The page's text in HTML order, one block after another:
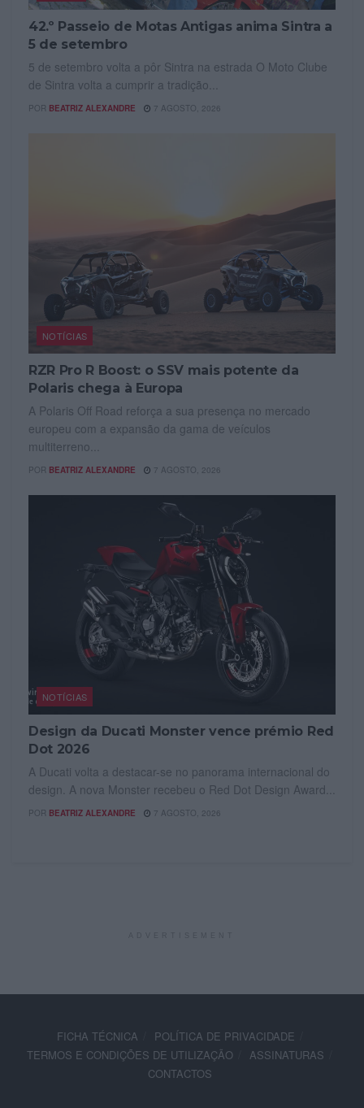
42.º Passeio de Motas Antigas anima Sintra a
5 de setembro
5 de setembro volta a pôr Sintra na estrada O Moto Clube
de Sintra volta a cumprir a tradição...
POR BEATRIZ ALEXANDRE 7 AGOSTO, 2026
NOTÍCIAS
RZR Pro R Boost: o SSV mais potente da
Polaris chega à Europa
A Polaris Off Road reforça a sua presença no mercado
europeu com a expansão da gama de veículos
multiterreno...
POR BEATRIZ ALEXANDRE 7 AGOSTO, 2026
NOTÍCIAS
Design da Ducati Monster vence prémio Red
Dot 2026
A Ducati volta a destacar-se no panorama internacional do
design. A nova Monster recebeu o Red Dot Design Award...
POR BEATRIZ ALEXANDRE 7 AGOSTO, 2026
FICHA TÉCNICA
POLÍTICA DE PRIVACIDADE
TERMOS E CONDIÇÕES DE UTILIZAÇÃO
ASSINATURAS
CONTACTOS